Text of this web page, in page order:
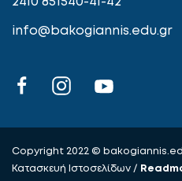
info@bakogiannis.edu.gr
Copyright 2022 ©
Κατασκευή Ιστοσελίδων /